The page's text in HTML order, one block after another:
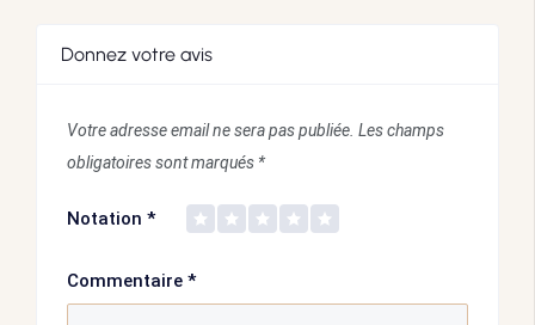
Donnez votre avis
Votre adresse email ne sera pas publiée. Les champs
obligatoires sont marqués *
Notation *
Commentaire *